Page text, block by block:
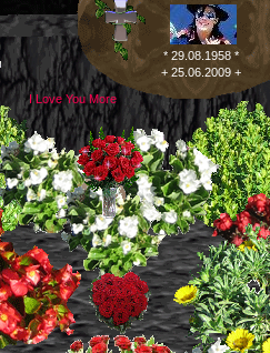
* 29.08.1958 *
+ 25.06.2009 +
I Love You More